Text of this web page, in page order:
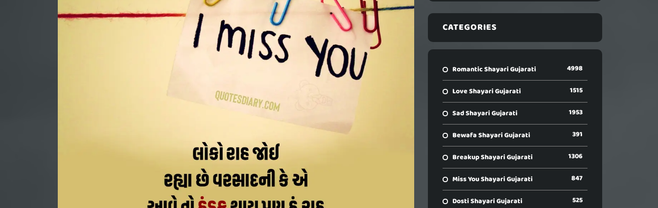
CATEGORIES
Romantic Shayari Gujarati 4998
Love Shayari Gujarati 1515
Sad Shayari Gujarati 1953
Bewafa Shayari Gujarati 391
Breakup Shayari Gujarati 1306
Miss You Shayari Gujarati 847
Dosti Shayari Gujarati 525